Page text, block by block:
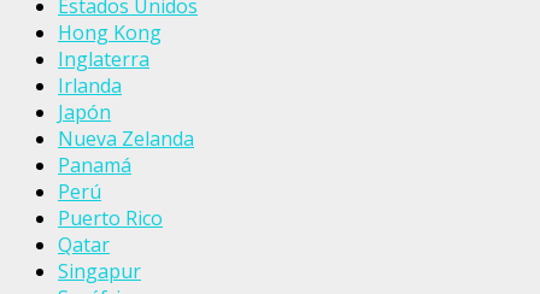
Estados Unidos
Hong Kong
Inglaterra
Irlanda
Japón
Nueva Zelanda
Panamá
Perú
Puerto Rico
Qatar
Singapur